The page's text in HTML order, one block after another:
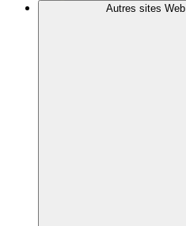
Autres sites Web